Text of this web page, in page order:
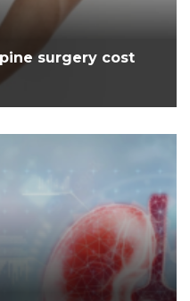
(spine surgery cost